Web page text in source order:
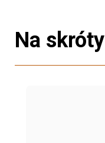
Na skróty